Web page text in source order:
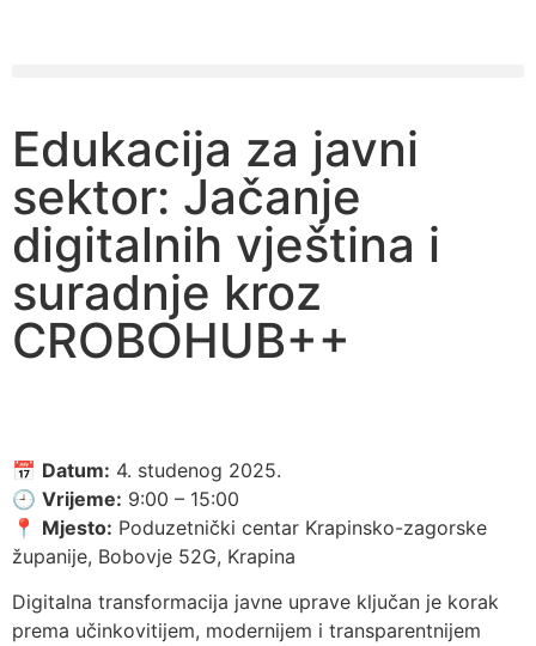
Edukacija za javni
sektor: Jačanje
digitalnih vještina i
suradnje kroz
CROBOHUB++
📅 Datum: 4. studenog 2025.
🕘 Vrijeme: 9:00 – 15:00
📍 Mjesto: Poduzetnički centar Krapinsko-zagorske
županije, Bobovje 52G, Krapina
Digitalna transformacija javne uprave ključan je korak
prema učinkovitijem, modernijem i transparentnijem